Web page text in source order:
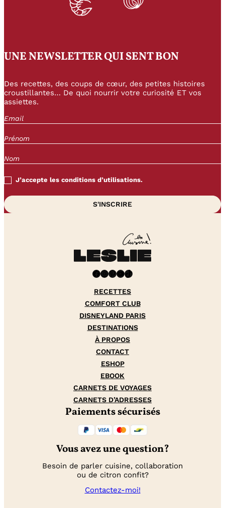
UNE NEWSLETTER QUI SENT BON
Des recettes, des coups de cœur, des petites histoires
croustillantes… De quoi nourrir votre curiosité ET vos
assiettes.
J’accepte les conditions d’utilisations.
Facebook InstagramPinterest YouTube TikTok
RECETTES
COMFORT CLUB
DISNEYLAND PARIS
DESTINATIONS
À PROPOS
CONTACT
ESHOP
EBOOK
CARNETS DE VOYAGES
CARNETS D’ADRESSES
Paiements sécurisés
Vous avez une question?
Besoin de parler cuisine, collaboration
ou de citron confit?
Contactez-moi!